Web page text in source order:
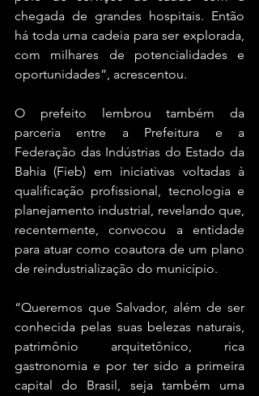
chegada de grandes hospitais. Então
há toda uma cadeia para ser explorada,
com milhares de potencialidades e
oportunidades”, acrescentou.
O prefeito lembrou também da
parceria entre a Prefeitura e a
Federação das Indústrias do Estado da
Bahia (Fieb) em iniciativas voltadas à
qualificação profissional, tecnologia e
planejamento industrial, revelando que,
recentemente, convocou a entidade
para atuar como coautora de um plano
de reindustrialização do município.
“Queremos que Salvador, além de ser
conhecida pelas suas belezas naturais,
patrimônio arquitetônico, rica
gastronomia e por ter sido a primeira
capital do Brasil, seja também uma